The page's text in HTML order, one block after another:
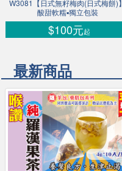
W3081【日式無籽梅肉(日式梅餅)】
酸甜軟糯▪獨立包裝
$100元起
最新商品